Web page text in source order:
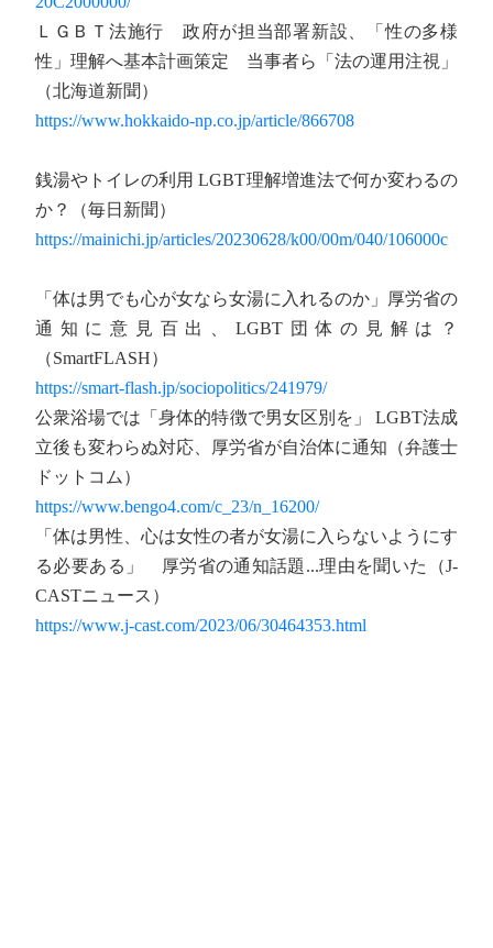
ＬＧＢＴ法施行 政府が担当部署新設、「性の多様
性」理解へ基本計画策定 当事者ら「法の運用注視」
（北海道新聞）
https://www.hokkaido-np.co.jp/article/866708
銭湯やトイレの利用 LGBT理解増進法で何か変わるの
か？（毎日新聞）
https://mainichi.jp/articles/20230628/k00/00m/040/106000c
「体は男でも心が女なら女湯に入れるのか」厚労省の
通知に意見百出、LGBT団体の見解は？
（SmartFLASH）
https://smart-flash.jp/sociopolitics/241979/
公衆浴場では「身体的特徴で男女区別を」 LGBT法成
立後も変わらぬ対応、厚労省が自治体に通知（弁護士
ドットコム）
https://www.bengo4.com/c_23/n_16200/
「体は男性、心は女性の者が女湯に入らないようにす
る必要ある」 厚労省の通知話題...理由を聞いた（J-
CASTニュース）
https://www.j-cast.com/2023/06/30464353.html